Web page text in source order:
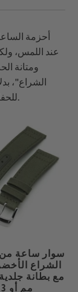
أحزمة
عند اللمس،
ومتانة
الشراع"،
للحفاظ على مظهر حزام الساعة جديدًا طوال الوقت.
الشراع
مم أو 23 مم